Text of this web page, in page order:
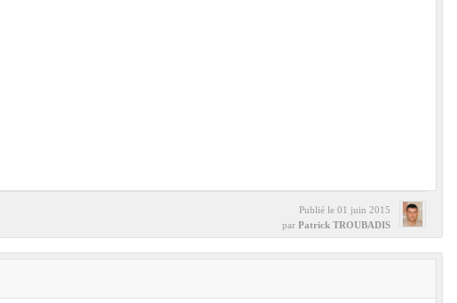
Publié le 01 juin 2015
par Patrick TROUBADIS